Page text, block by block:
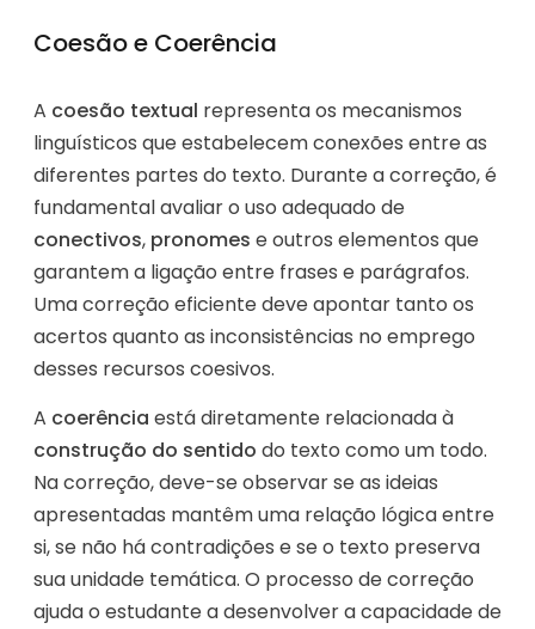
Coesão e Coerência
A coesão textual representa os mecanismos
linguísticos que estabelecem conexões entre as
diferentes partes do texto. Durante a correção, é
fundamental avaliar o uso adequado de
conectivos, pronomes e outros elementos que
garantem a ligação entre frases e parágrafos.
Uma correção eficiente deve apontar tanto os
acertos quanto as inconsistências no emprego
desses recursos coesivos.
A coerência está diretamente relacionada à
construção do sentido do texto como um todo.
Na correção, deve-se observar se as ideias
apresentadas mantêm uma relação lógica entre
si, se não há contradições e se o texto preserva
sua unidade temática. O processo de correção
ajuda o estudante a desenvolver a capacidade de